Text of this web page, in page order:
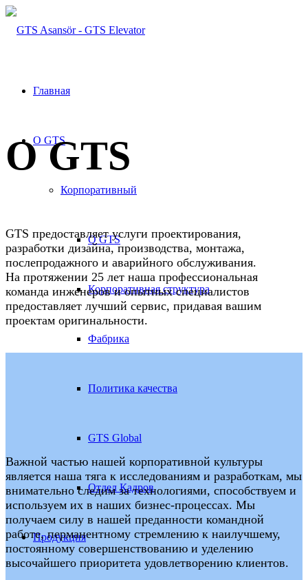
Главная
О GTS
Корпоративный
О GTS
Корпоративная структура
Фабрика
Политика качества
GTS Global
Отдел Кадров
Продукция
О GTS
GTS предоставляет услуги проектирования,
разработки дизайна, производства, монтажа,
послепродажного и аварийного обслуживания.
На протяжении 25 лет наша профессиональная
команда инженеров и опытных специалистов
предоставляет лучший сервис, придавая вашим
проектам оригинальности.
Важной частью нашей корпоративной культуры
является наша тяга к исследованиям и разработкам, мы
внимательно следим за технологиями, способствуем и
используем их в наших бизнес-процессах. Мы
получаем силу в нашей преданности командной
работе, перманентному стремлению к наилучшему,
постоянному совершенствованию и уделению
высочайшего приоритета удовлетворению клиентов.